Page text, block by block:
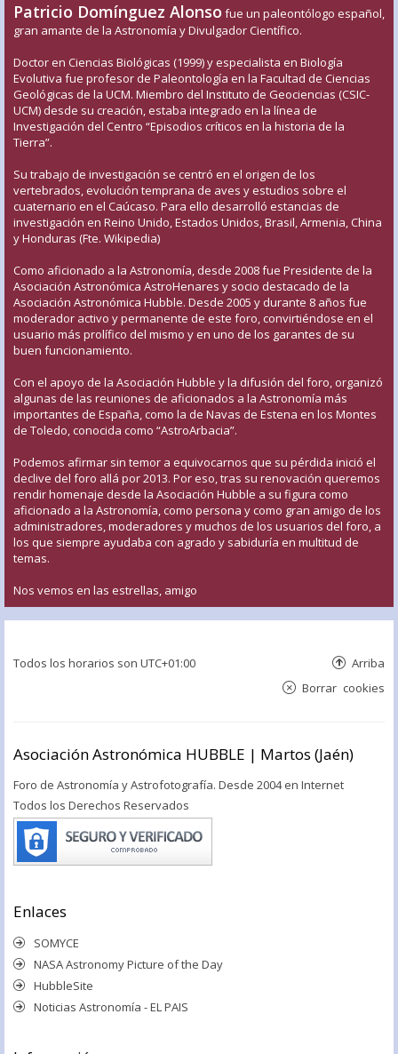
Patricio Domínguez Alonso fue un paleontólogo español,
gran amante de la Astronomía y Divulgador Científico.
Doctor en Ciencias Biológicas (1999) y especialista en Biología
Evolutiva fue profesor de Paleontología en la Facultad de Ciencias
Geológicas de la UCM. Miembro del Instituto de Geociencias (CSIC-
UCM) desde su creación, estaba integrado en la línea de
Investigación del Centro “Episodios críticos en la historia de la
Tierra”.
Su trabajo de investigación se centró en el origen de los
vertebrados, evolución temprana de aves y estudios sobre el
cuaternario en el Caúcaso. Para ello desarrolló estancias de
investigación en Reino Unido, Estados Unidos, Brasil, Armenia, China
y Honduras (Fte. Wikipedia)
Como aficionado a la Astronomía, desde 2008 fue Presidente de la
Asociación Astronómica AstroHenares y socio destacado de la
Asociación Astronómica Hubble. Desde 2005 y durante 8 años fue
moderador activo y permanente de este foro, convirtiéndose en el
usuario más prolífico del mismo y en uno de los garantes de su
buen funcionamiento.
Con el apoyo de la Asociación Hubble y la difusión del foro, organizó
algunas de las reuniones de aficionados a la Astronomía más
importantes de España, como la de Navas de Estena en los Montes
de Toledo, conocida como “AstroArbacia”.
Podemos afirmar sin temor a equivocarnos que su pérdida inició el
declive del foro allá por 2013. Por eso, tras su renovación queremos
rendir homenaje desde la Asociación Hubble a su figura como
aficionado a la Astronomía, como persona y como gran amigo de los
administradores, moderadores y muchos de los usuarios del foro, a
los que siempre ayudaba con agrado y sabiduría en multitud de
temas.
Nos vemos en las estrellas, amigo
Todos los horarios son UTC+01:00 Arriba
Borrar cookies
Asociación Astronómica HUBBLE | Martos (Jaén)
Foro de Astronomía y Astrofotografía. Desde 2004 en Internet
Todos los Derechos Reservados
Enlaces
SOMYCE
NASA Astronomy Picture of the Day
HubbleSite
Noticias Astronomía - EL PAIS